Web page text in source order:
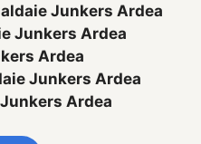
Junkers Ardea
Junkers Ardea
Ardea
Junkers Ardea
Ardea